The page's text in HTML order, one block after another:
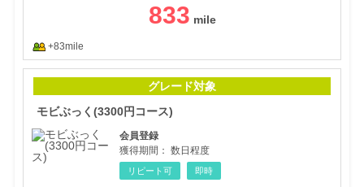
833
+83mile
グレード対象
モビぶっく(3300円コース)
会員登録
獲得期間： 数日程度
リピート可 即時